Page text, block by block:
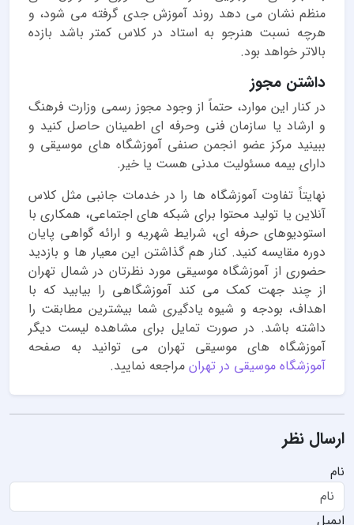
منظم نشان می دهد روند آموزش جدی گرفته می شود، و
هرچه نسبت هنرجو به استاد در کلاس کمتر باشد بازده
بالاتر خواهد بود.
داشتن مجوز
در کنار این موارد، حتماً از وجود مجوز رسمی وزارت فرهنگ
و ارشاد یا سازمان فنی وحرفه ای اطمینان حاصل کنید و
ببینید مرکز عضو انجمن صنفی آموزشگاه های موسیقی و
دارای بیمه مسئولیت مدنی هست یا خیر.
نهایتاً تفاوت آموزشگاه ها را در خدمات جانبی مثل کلاس
آنلاین یا تولید محتوا برای شبکه های اجتماعی، همکاری با
استودیوهای حرفه ای، شرایط شهریه و ارائه گواهی پایان
دوره مقایسه کنید. کنار هم گذاشتن این معیار ها و بازدید
حضوری از آموزشگاه موسیقی مورد نظرتان در شمال تهران
از چند جهت کمک می کند آموزشگاهی را بیابید که با
اهداف، بودجه و شیوه یادگیری شما بیشترین مطابقت را
داشته باشد. در صورت تمایل برای مشاهده لیست دیگر
آموزشگاه های موسیقی تهران می توانید به صفحه
آموزشگاه موسیقی در تهران مراجعه نمایید.
ارسال نظر
نام
ایمیل